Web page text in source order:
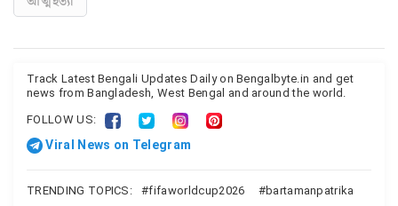
Track Latest Bengali Updates Daily on Bengalbyte.in and get
news from Bangladesh, West Bengal and around the world.
FOLLOW US:
Viral News on Telegram
TRENDING TOPICS: fifaworldcup2026
bartamanpatrika